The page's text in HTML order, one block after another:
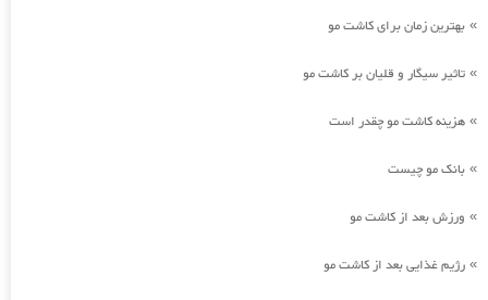
» بهترین زمان برای کاشت مو
» تاثیر سیگار و قلیان بر کاشت مو
» هزینه کاشت مو چقدر است
» بانک مو چیست
» ورزش بعد از کاشت مو
» رژیم غذایی بعد از کاشت مو